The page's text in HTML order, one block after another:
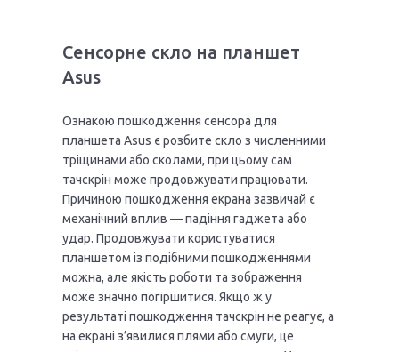
Сенсорне скло на планшет
Asus
Ознакою пошкодження сенсора для
планшета Asus є розбите скло з численними
тріщинами або сколами, при цьому сам
тачскрін може продовжувати працювати.
Причиною пошкодження екрана зазвичай є
механічний вплив — падіння гаджета або
удар. Продовжувати користуватися
планшетом із подібними пошкодженнями
можна, але якість роботи та зображення
може значно погіршитися. Якщо ж у
результаті пошкодження тачскрін не реагує, а
на екрані з’явилися плями або смуги, це